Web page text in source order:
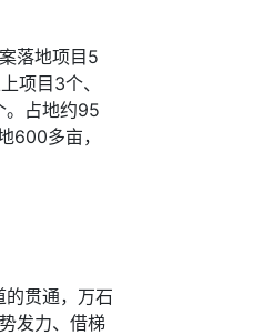
落地项目5
项目3个、
。占地约95
600多亩，
贯通，万石
发力、借梯